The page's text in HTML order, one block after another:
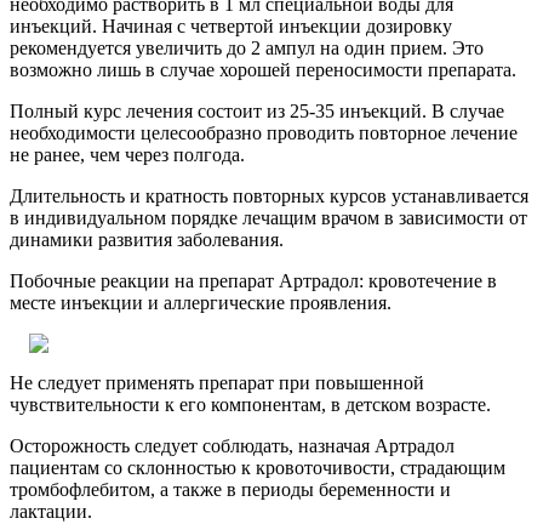
необходимо растворить в 1 мл специальной воды для
инъекций. Начиная с четвертой инъекции дозировку
рекомендуется увеличить до 2 ампул на один прием. Это
возможно лишь в случае хорошей переносимости препарата.
Полный курс лечения состоит из 25-35 инъекций. В случае
необходимости целесообразно проводить повторное лечение
не ранее, чем через полгода.
Длительность и кратность повторных курсов устанавливается
в индивидуальном порядке лечащим врачом в зависимости от
динамики развития заболевания.
Побочные реакции на препарат Артрадол: кровотечение в
месте инъекции и аллергические проявления.
Не следует применять препарат при повышенной
чувствительности к его компонентам, в детском возрасте.
Осторожность следует соблюдать, назначая Артрадол
пациентам со склонностью к кровоточивости, страдающим
тромбофлебитом, а также в периоды беременности и
лактации.